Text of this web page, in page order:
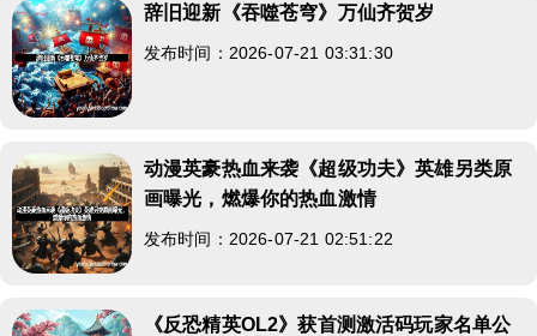
辞旧迎新《吞噬苍穹》万仙齐贺岁
发布时间：2026-07-21 03:31:30
动漫英豪热血来袭《超级功夫》英雄另类原
画曝光，燃爆你的热血激情
发布时间：2026-07-21 02:51:22
《反恐精英OL2》获首测激活码玩家名单公